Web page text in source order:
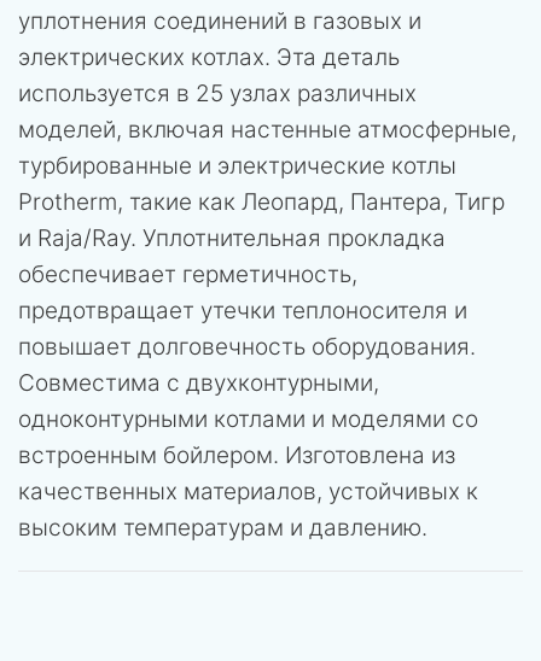
уплотнения соединений в газовых и
электрических котлах. Эта деталь
используется в 25 узлах различных
моделей, включая настенные атмосферные,
турбированные и электрические котлы
Protherm, такие как Леопард, Пантера, Тигр
и Raja/Ray. Уплотнительная прокладка
обеспечивает герметичность,
предотвращает утечки теплоносителя и
повышает долговечность оборудования.
Совместима с двухконтурными,
одноконтурными котлами и моделями со
встроенным бойлером. Изготовлена из
качественных материалов, устойчивых к
высоким температурам и давлению.